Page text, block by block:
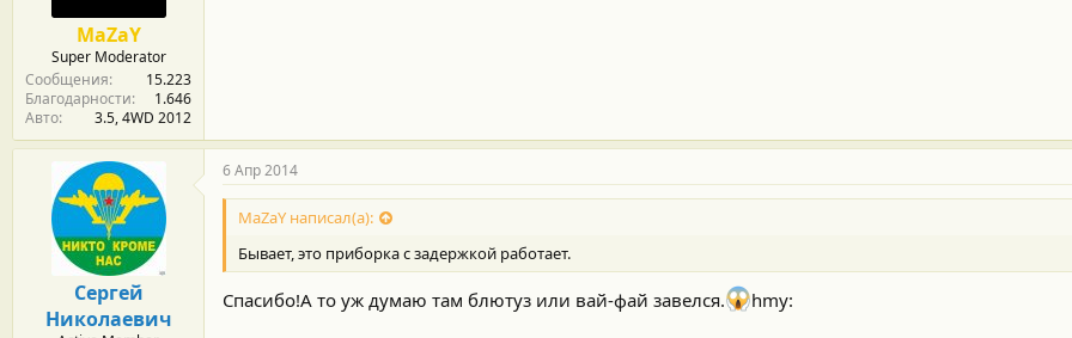
MaZaY
Super Moderator
Сообщения
15.223
Благодарности
1.646
Авто
3.5, 4WD 2012
Сергей
Николаевич
6 Апр 2014
MaZaY написал(а):
Бывает, это приборка с задержкой работает.
Спасибо!А то уж думаю там блютуз или вай-фай завелся. hmy: